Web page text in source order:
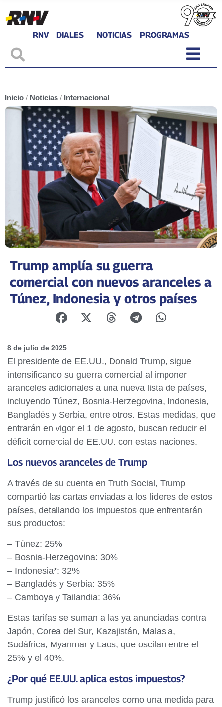
RNV DIALES NOTICIAS PROGRAMAS
Inicio / Noticias / Internacional
Trump amplía su guerra
comercial con nuevos aranceles a
Túnez, Indonesia y otros países
8 de julio de 2025
El presidente de EE.UU., Donald Trump, sigue
intensificando su guerra comercial al imponer
aranceles adicionales a una nueva lista de países,
incluyendo Túnez, Bosnia-Herzegovina, Indonesia,
Bangladés y Serbia, entre otros. Estas medidas, que
entrarán en vigor el 1 de agosto, buscan reducir el
déficit comercial de EE.UU. con estas naciones.
Los nuevos aranceles de Trump
A través de su cuenta en Truth Social, Trump
compartió las cartas enviadas a los líderes de estos
países, detallando los impuestos que enfrentarán
sus productos:
– Túnez: 25%
– Bosnia-Herzegovina: 30%
– Indonesia*: 32%
– Bangladés y Serbia: 35%
– Camboya y Tailandia: 36%
Estas tarifas se suman a las ya anunciadas contra
Japón, Corea del Sur, Kazajistán, Malasia,
Sudáfrica, Myanmar y Laos, que oscilan entre el
25% y el 40%.
¿Por qué EE.UU. aplica estos impuestos?
Trump justificó los aranceles como una medida para